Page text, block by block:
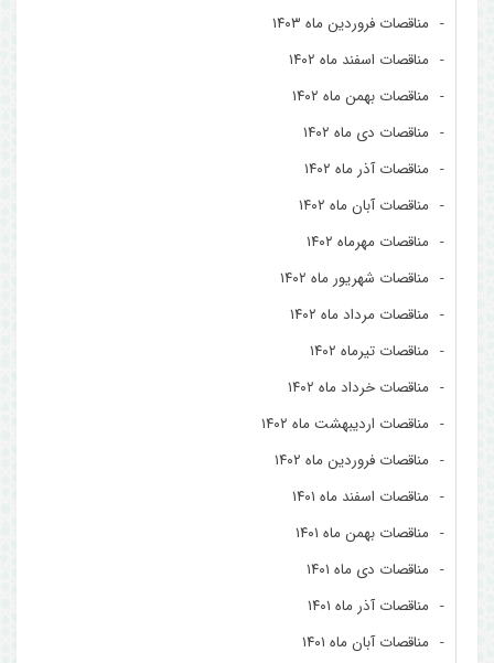
مناقصات فروردین ماه ۱۴۰۳
مناقصات اسفند ماه ۱۴۰۲
مناقصات بهمن ماه ۱۴۰۲
مناقصات دی ماه ۱۴۰۲
مناقصات آذر ماه ۱۴۰۲
مناقصات آبان ماه ۱۴۰۲
مناقصات مهرماه ۱۴۰۲
مناقصات شهریور ماه ۱۴۰۲
مناقصات مرداد ماه ۱۴۰۲
مناقصات تیرماه ۱۴۰۲
مناقصات خرداد ماه ۱۴۰۲
مناقصات اردیبهشت ماه ۱۴۰۲
مناقصات فروردین ماه ۱۴۰۲
مناقصات اسفند ماه ۱۴۰۱
مناقصات بهمن ماه ۱۴۰۱
مناقصات دی ماه ۱۴۰۱
مناقصات آذر ماه ۱۴۰۱
مناقصات آبان ماه ۱۴۰۱